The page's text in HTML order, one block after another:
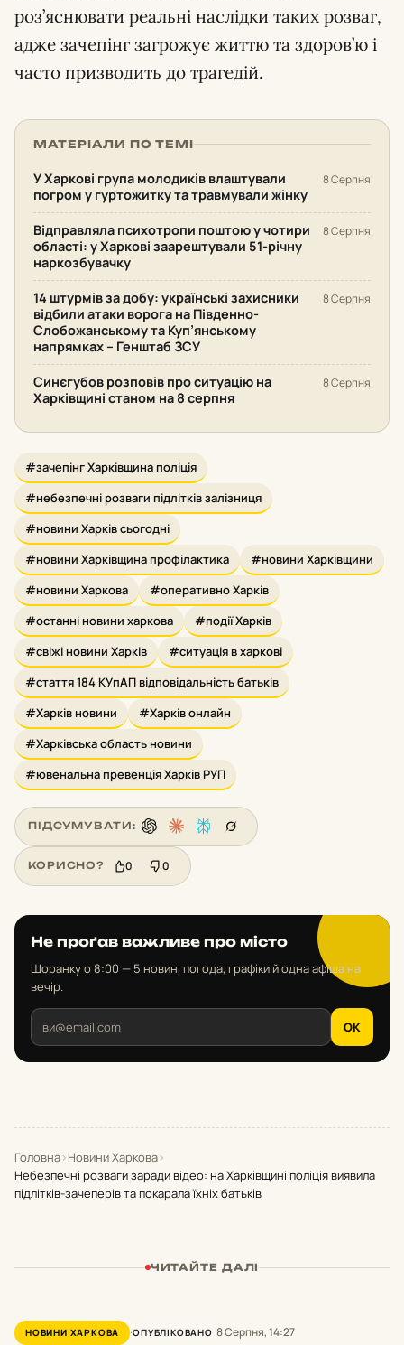
роз’яснювати реальні наслідки таких розваг,
адже зачепінг загрожує життю та здоров’ю і
часто призводить до трагедій.
МАТЕРІАЛИ ПО ТЕМІ
У Харкові група молодиків влаштували
погром у гуртожитку та травмували жінку
8 Серпня
Відправляла психотропи поштою у чотири
області: у Харкові заарештували 51-річну
наркозбувачку
8 Серпня
14 штурмів за добу: українські захисники
відбили атаки ворога на Південно-
Слобожанському та Куп’янському
напрямках – Генштаб ЗСУ
8 Серпня
Синєгубов розповів про ситуацію на
Харківщині станом на 8 серпня
8 Серпня
#зачепінг Харківщина поліція
#небезпечні розваги підлітків залізниця
#новини Харків сьогодні
#новини Харківщина профілактика
#новини Харківщини
#новини Харкова
#оперативно Харків
#останні новини харкова
#події Харків
#свіжі новини Харків
#ситуація в харкові
#стаття 184 КУпАП відповідальність батьків
#Харків новини
#Харків онлайн
#Харківська область новини
#ювенальна превенція Харків РУП
ПІДСУМУВАТИ:
КОРИСНО? 0 0
Не проґав важливе про місто
Щоранку о 8:00 — 5 новин, погода, графіки й одна афіша на
вечір.
OK
Головна›Новини Харкова›
Небезпечні розваги заради відео: на Харківщині поліція виявила
підлітків-зачеперів та покарала їхніх батьків
ЧИТАЙТЕ ДАЛІ
НОВИНИ ХАРКОВА ОПУБЛІКОВАНО 8 Серпня, 14:27